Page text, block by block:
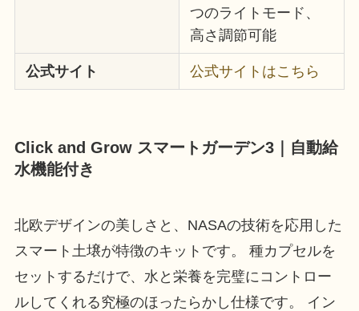
つのライトモード、
高さ調節可能
公式サイト 公式サイトはこちら
Click and Grow スマートガーデン3｜自動給
水機能付き
北欧デザインの美しさと、NASAの技術を応用した
スマート土壌が特徴のキットです。 種カプセルを
セットするだけで、水と栄養を完璧にコントロー
ルしてくれる究極のほったらかし仕様です。 イン